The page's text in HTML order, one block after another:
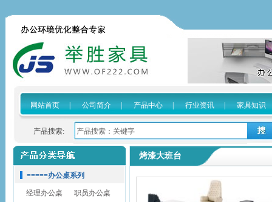
网站首页 公司简介 产品中心 行业资讯 家具知识
产品搜索:
=====办公桌系列
经理办公桌
职员办公桌
烤漆大班台